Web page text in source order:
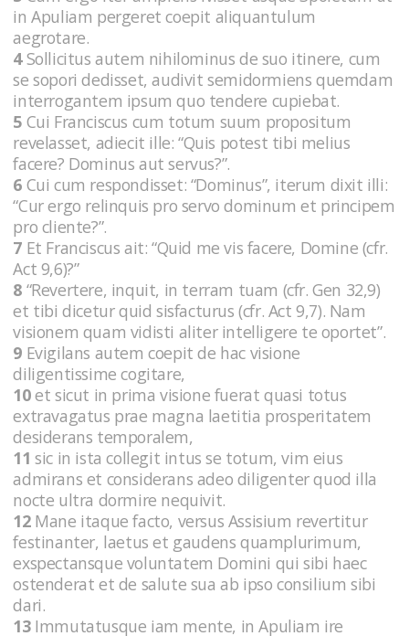
in Apuliam pergeret coepit aliquantulum
aegrotare.
4Sollicitus autem nihilominus de suo itinere, cum
se sopori dedisset, audivit semidormiens quemdam
interrogantem ipsum quo tendere cupiebat.
5 Cui Franciscus cum totum suum propositum
revelasset, adiecit ille: “Quis potest tibi melius
facere? Dominus aut servus?”.
6 Cui cum respondisset: “Dominus”, iterum dixit illi:
“Cur ergo relinquis pro servo dominum et principem
pro cliente?”.
7 Et Franciscus ait: “Quid me vis facere, Domine (cfr.
Act 9,6)?”
8 “Revertere, inquit, in terram tuam (cfr. Gen 32,9)
et tibi dicetur quid sisfacturus (cfr. Act 9,7). Nam
visionem quam vidisti aliter intelligere te oportet”.
9 Evigilans autem coepit de hac visione
diligentissime cogitare,
10et sicut in prima visione fuerat quasi totus
extravagatus prae magna laetitia prosperitatem
desiderans temporalem,
11 sic in ista collegit intus se totum, vim eius
admirans et considerans adeo diligenter quod illa
nocte ultra dormire nequivit.
12Mane itaque facto, versus Assisium revertitur
festinanter, laetus et gaudens quamplurimum,
exspectansque voluntatem Domini qui sibi haec
ostenderat et de salute sua ab ipso consilium sibi
dari.
13Immutatusque iam mente, in Apuliam ire